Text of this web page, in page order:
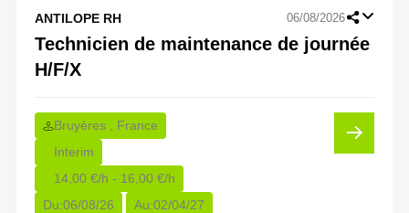
ANTILOPE RH 06/08/2026
Technicien de maintenance de journée
H/F/X
Bruyères , France
Interim
14,00 €/h - 16,00 €/h
Du:06/08/26 Au:02/04/27